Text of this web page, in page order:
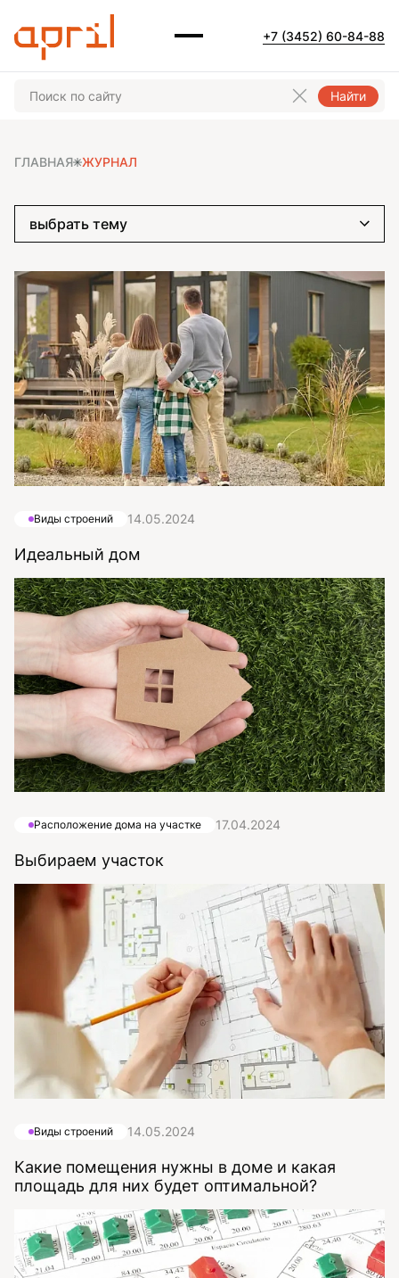
+7 (3452) 60-84-88
Найти
ГЛАВНАЯ ЖУРНАЛ
выбрать тему
Виды строений 14.05.2024
Идеальный дом
Расположение дома на участке 17.04.2024
Выбираем участок
Виды строений 14.05.2024
Какие помещения нужны в доме и какая
площадь для них будет оптимальной?